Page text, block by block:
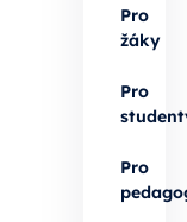
Pro
žáky
Pro
Pro